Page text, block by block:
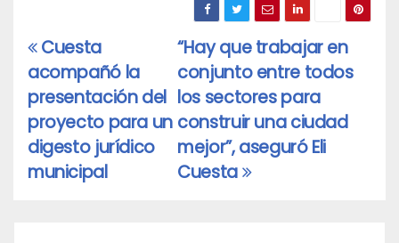
Navegación
de
entradas
“Hay que trabajar en
conjunto entre todos
los sectores para
construir una ciudad
mejor”, aseguró Eli
Cuesta
Cuesta
acompañó la
presentación del
proyecto para un
digesto jurídico
municipal